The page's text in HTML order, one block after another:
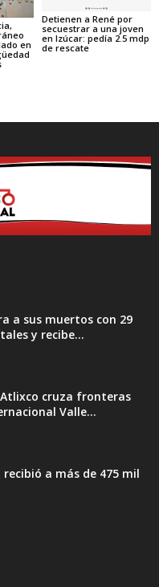
en
Detienen a René por
secuestrar a una joven
en Izúcar: pedía 2.5 mdp
de rescate
a sus muertos con 29
y recibe...
cruza fronteras
Valle...
recibió a más de 475 mil